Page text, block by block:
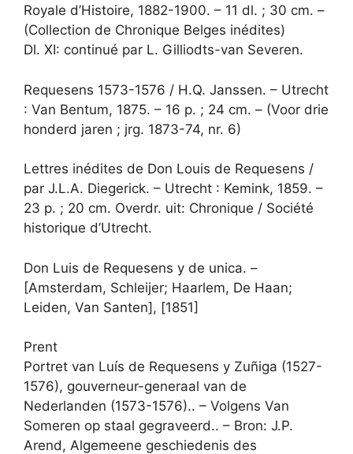
Royale d’Histoire, 1882-1900. – 11 dl. ; 30 cm. –
(Collection de Chronique Belges inédites)
Dl. XI: continué par L. Gilliodts-van Severen.
Requesens 1573-1576 / H.Q. Janssen. – Utrecht
: Van Bentum, 1875. – 16 p. ; 24 cm. – (Voor drie
honderd jaren ; jrg. 1873-74, nr. 6)
Lettres inédites de Don Louis de Requesens /
par J.L.A. Diegerick. – Utrecht : Kemink, 1859. –
23 p. ; 20 cm. Overdr. uit: Chronique / Société
historique d’Utrecht.
Don Luis de Requesens y de unica. –
[Amsterdam, Schleijer; Haarlem, De Haan;
Leiden, Van Santen], [1851]
Prent
Portret van Luís de Requesens y Zuñiga (1527-
1576), gouverneur-generaal van de
Nederlanden (1573-1576).. – Volgens Van
Someren op staal gegraveerd.. – Bron: J.P.
Arend, Algemeene geschiedenis des